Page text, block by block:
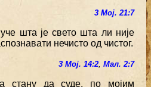
3 Мој. 21:7
шта је свето шта ли није
нечисто од чистог.
3 Мој. 14:2, Мал. 2:7
стану да суде, по мојим